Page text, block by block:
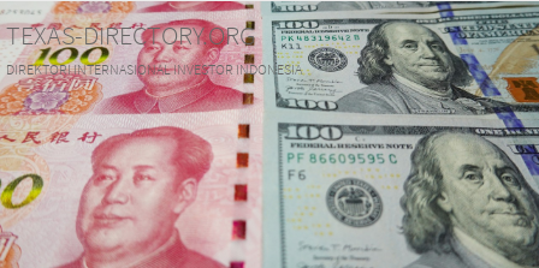
Skip
to
content
TEXAS-DIRECTORY.ORG
DIREKTORI INTERNASIONAL INVESTOR INDONESIA